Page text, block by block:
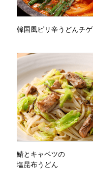
韓国風ピリ辛うどんチゲ
鯖とキャベツの
塩昆布うどん